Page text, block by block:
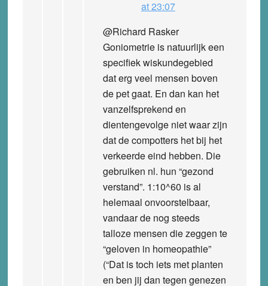
at 23:07
@Richard Rasker
Goniometrie is natuurlijk een
specifiek wiskundegebied
dat erg veel mensen boven
de pet gaat. En dan kan het
vanzelfsprekend en
dientengevolge niet waar zijn
dat de compotters het bij het
verkeerde eind hebben. Die
gebruiken nl. hun “gezond
verstand”. 1:10^60 is al
helemaal onvoorstelbaar,
vandaar de nog steeds
talloze mensen die zeggen te
“geloven in homeopathie”
(“Dat is toch iets met planten
en ben jij dan tegen genezen